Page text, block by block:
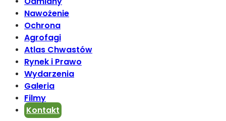
Nawożenie
Ochrona
Agrofagi
Atlas Chwastów
Rynek i Prawo
Wydarzenia
Galeria
Filmy
Kontakt